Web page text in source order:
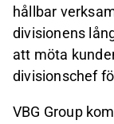
hållbar
divisionens
att möta
divisionschef
VBG Group